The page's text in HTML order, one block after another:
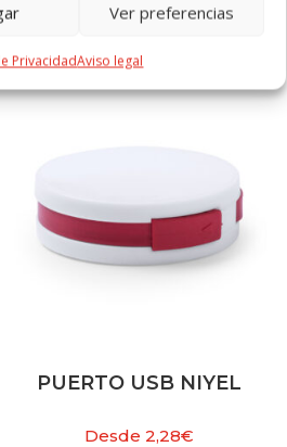
Ver preferencias
PrivacidadAviso legal
PUERTO USB NIYEL
Desde 2,28€